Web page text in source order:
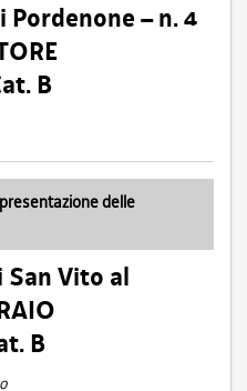
Pordenone – n. 4
B
delle
San Vito al
B